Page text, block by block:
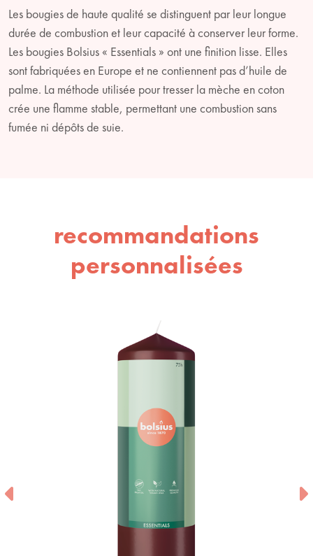
Les bougies de haute qualité se distinguent par leur longue
durée de combustion et leur capacité à conserver leur forme.
Les bougies Bolsius « Essentials » ont une finition lisse. Elles
sont fabriquées en Europe et ne contiennent pas d’huile de
palme. La méthode utilisée pour tresser la mèche en coton
crée une flamme stable, permettant une combustion sans
fumée ni dépôts de suie.
recommandations
personnalisées